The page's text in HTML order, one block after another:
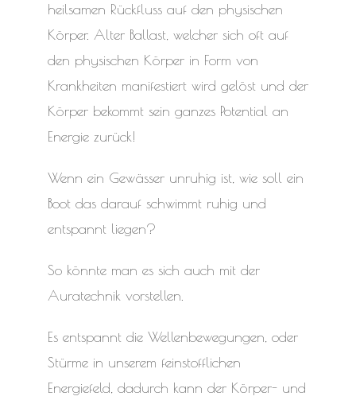
heilsamen Rückfluss auf den physischen
Körper. Alter Ballast, welcher sich oft auf
den physischen Körper in Form von
Krankheiten manifestiert wird gelöst und der
Körper bekommt sein ganzes Potential an
Energie zurück!
Wenn ein Gewässer unruhig ist, wie soll ein
Boot das darauf schwimmt ruhig und
entspannt liegen?
So könnte man es sich auch mit der
Auratechnik vorstellen.
Es entspannt die Wellenbewegungen, oder
Stürme in unserem feinstofflichen
Energiefeld, dadurch kann der Körper- und